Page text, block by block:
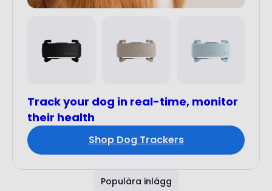
Track your dog in real-time, monitor
their health
Shop Dog Trackers
Populära inlägg